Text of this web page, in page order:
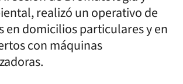
realizó un operativo de
en domicilios particulares y en
con máquinas